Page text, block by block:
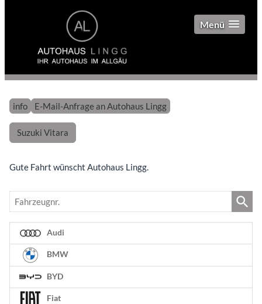
Menü
info E-Mail-Anfrage an Autohaus Lingg
Suzuki Vitara
Gute Fahrt wünscht Autohaus Lingg.
Fahrzeugnr.
Audi
BMW
BYD
Fiat